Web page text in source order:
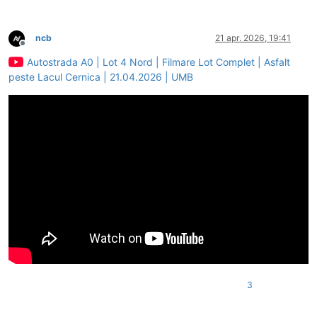
Deconectat
ncb 21 apr. 2026, 19:41
Autostrada A0 | Lot 4 Nord | Filmare Lot Complet | Asfalt
peste Lacul Cernica | 21.04.2026 | UMB
3